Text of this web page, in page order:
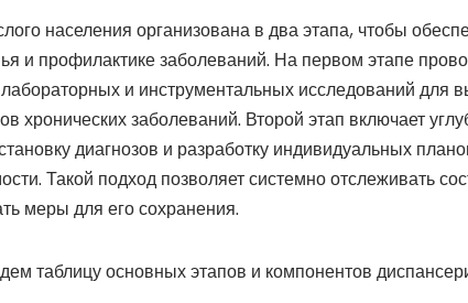
населения организована в два этапа, чтобы
и профилактике заболеваний. На первом этапе
и инструментальных исследований для
хронических заболеваний. Второй этап включает
диагнозов и разработку индивидуальных
Такой подход позволяет системно отслеживать
меры для его сохранения.
таблицу основных этапов и компонентов